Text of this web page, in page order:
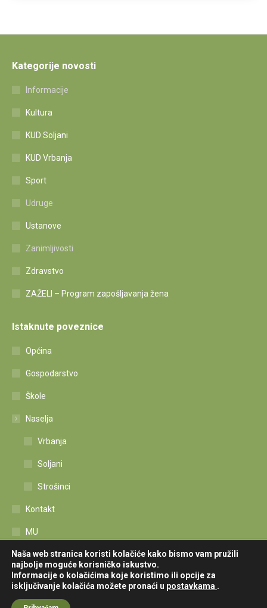
Kategorije novosti
Informacije
Kultura
KUD Soljani
KUD Vrbanja
Sport
Udruge
Ustanove
Zanimljivosti
Zdravstvo
ZAŽELI – Program zapošljavanja žena
Istaknute poveznice
Općina
Gospodarstvo
Škole
Naselja
Vrbanja
Soljani
Strošinci
Kontakt
MU
Izjava o pristupačnosti
Sva prava zadržava © Općina Vrbanja
Naša web stranica koristi kolačiće kako bismo vam pružili
najbolje moguće korisničko iskustvo.
Informacije o kolačićima koje koristimo ili opcije za
isključivanje kolačića možete pronaći u postavkama .